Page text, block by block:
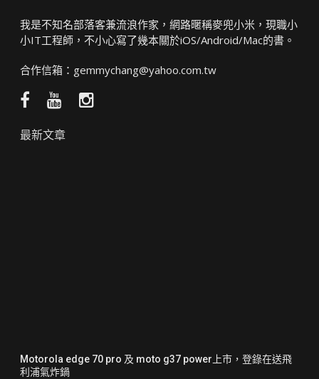
我是不知名部落客兼流浪作家，網路暱稱麥兜小米，現職小
小IT工程師，不小心寫了幾本關於iOS/Android/Mac的書。
合作信箱： gemmychang@yahoo.com.tw
Facebook
團
YouTube
頻
Instagram
最新文章
Motorola edge 70 pro 及 moto g37 power上市，登錄在送飛
利浦氣炸鍋